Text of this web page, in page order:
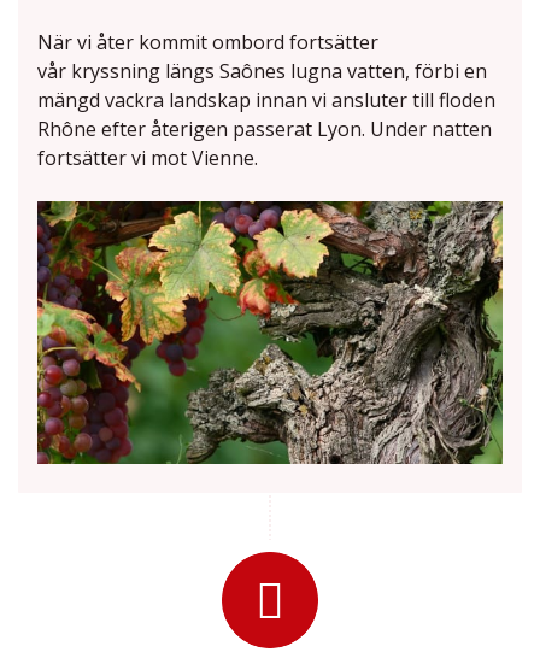
När vi åter kommit ombord fortsätter
vår kryssning längs Saônes lugna vatten, förbi en
mängd vackra landskap innan vi ansluter till floden
Rhône efter återigen passerat Lyon. Under natten
fortsätter vi mot Vienne.